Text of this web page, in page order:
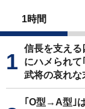
1時間
信長を支え
にハメられて
武将の哀れな
｢O型→A型｣